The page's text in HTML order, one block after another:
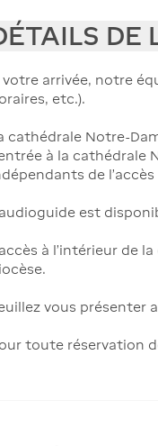
DE
votre arrivée, notre
etc.).
cathédrale Notre-
à la
de
est
à l’intérieur de
vous présenter
toute réservation